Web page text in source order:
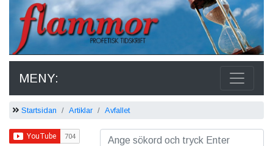
MENY:
Startsidan Artiklar Avfallet